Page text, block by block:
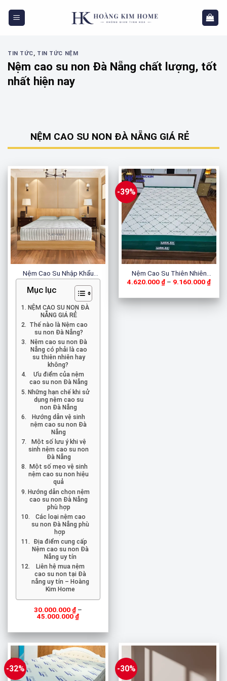
TIN TỨC, TIN TỨC NỆM
Nệm cao su non Đà Nẵng chất lượng, tốt
nhất hiện nay
NỆM CAO SU NON ĐÀ NẴNG GIÁ RẺ
Nệm Cao Su Nhập Khẩu
TURMERRY
Mục lục
NỆM CAO SU NON ĐÀ
NẴNG GIÁ RẺ
Thế nào là Nệm cao
su non Đà Nẵng?
Nệm cao su non Đà
Nẵng có phải là cao
su thiên nhiên hay
không?
Ưu điểm của nệm
cao su non Đà Nẵng
Những hạn chế khi sử
dụng nệm cao su
non Đà Nẵng
Hướng dẫn vệ sinh
nệm cao su non Đà
Nẵng
Một số lưu ý khi vệ
sinh nệm cao su non
Đà Nẵng
Một số mẹo vệ sinh
nệm cao su non hiệu
quả
Hướng dẫn chọn nệm
cao su non Đà Nẵng
phù hợp
Các loại nệm cao
su non Đà Nẵng phù
hợp
Địa điểm cung cấp
Nệm cao su non Đà
Nẵng uy tín
Liên hệ mua nệm
cao su non tại Đà
nẵng uy tín – Hoàng
Kim Home
30.000.000 ₫ –
45.000.000₫Khoảng
đến
45.000.000 ₫
-39%
Nệm Cao Su Thiên Nhiên
Latex
4.620.000 ₫ – 9.160.000 ₫
-32% -30%